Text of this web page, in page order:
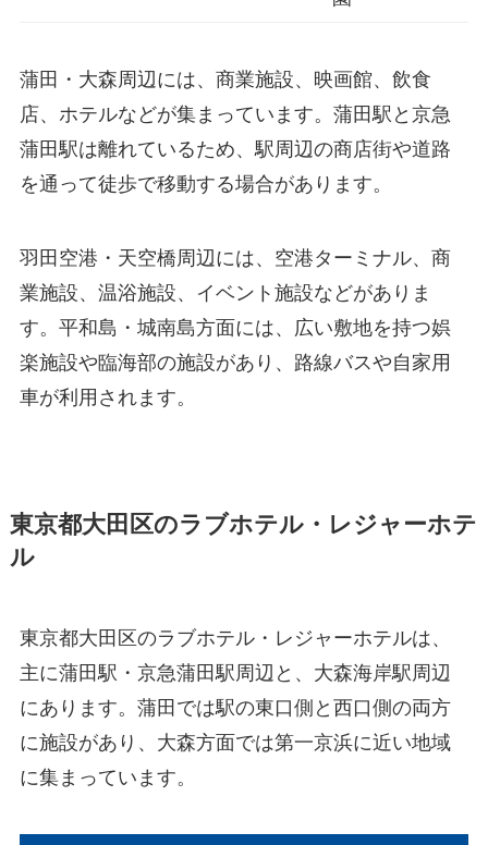
蒲田・大森周辺には、商業施設、映画館、飲食
店、ホテルなどが集まっています。蒲田駅と京急
蒲田駅は離れているため、駅周辺の商店街や道路
を通って徒歩で移動する場合があります。
羽田空港・天空橋周辺には、空港ターミナル、商
業施設、温浴施設、イベント施設などがありま
す。平和島・城南島方面には、広い敷地を持つ娯
楽施設や臨海部の施設があり、路線バスや自家用
車が利用されます。
東京都大田区のラブホテル・レジャーホテ
ル
東京都大田区のラブホテル・レジャーホテルは、
主に蒲田駅・京急蒲田駅周辺と、大森海岸駅周辺
にあります。蒲田では駅の東口側と西口側の両方
に施設があり、大森方面では第一京浜に近い地域
に集まっています。